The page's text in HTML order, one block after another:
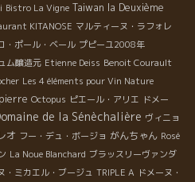
Bistro La Vigne Taiwan la Deuxième
KITANOSE マルティーヌ・ラフォレ
・ポール・ベール プピーユ2008年
ム醸造元 Etienne Deiss Benoit Courault
Les 4 éléments pour Vin Nature
Octopus ピエール・アリエ ドメー
de la Sénèchalière ヴィニョ
オ フー・デュ・ボージョ がんちゃん Rosé
La Noue Blanchard ブラッスリーヴァンダ
・ミカエル・ブージュ TRIPLE A ドメーヌ・